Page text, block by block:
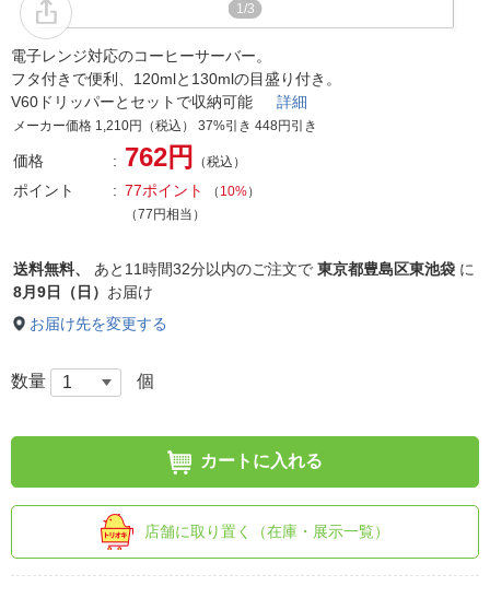
1/3
電子レンジ対応のコーヒーサーバー。
フタ付きで便利、120mlと130mlの目盛り付き。
V60ドリッパーとセットで収納可能 詳細
メーカー価格 1,210円（税込） 37%引き 448円引き
価格 762円 （税込）
ポイント 77ポイント （ 10%）
（77円相当）
送料無料、 あと 11時間32分以内のご注文で 東京都豊島区東池袋 に
8月9日（日） お届け
お届け先を変更する
数量 個
カートに入れる
店舗に取り置く（在庫・展示一覧）